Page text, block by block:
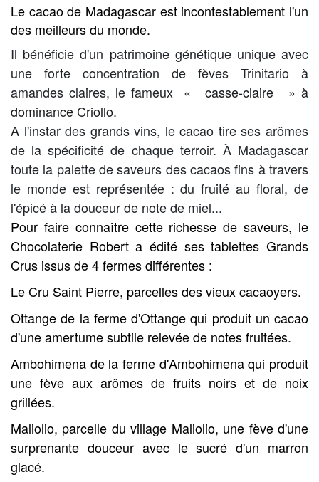
Le cacao de Madagascar est incontestablement l'un
des meilleurs du monde.
Il bénéficie d'un patrimoine génétique unique avec
une forte concentration de fèves Trinitario à
amandes claires, le fameux
« casse-claire
» à
dominance Criollo.
A l'instar des grands vins, le cacao tire ses arômes
de la spécificité de chaque terroir. À Madagascar
toute la palette de saveurs des cacaos fins à travers
le monde est représentée : du fruité au floral, de
l'épicé à la douceur de note de miel...
Pour faire connaître cette richesse de saveurs, le
Chocolaterie Robert a édité ses tablettes Grands
Crus issus de 4 fermes différentes :
Le Cru Saint Pierre, parcelles des vieux cacaoyers.
Ottange de la ferme d'Ottange qui produit un cacao
d'une amertume subtile relevée de notes fruitées.
Ambohimena de la ferme d'Ambohimena qui produit
une fève aux arômes de fruits noirs et de noix
grillées.
Maliolio, parcelle du village Maliolio, une fève d'une
surprenante douceur avec le sucré d'un marron
glacé.